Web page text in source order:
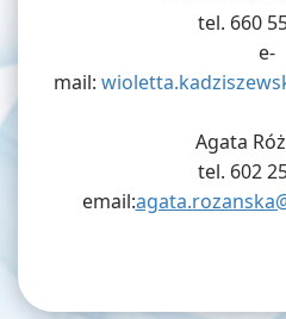
tel. 660
e-
mail:
Agata
tel. 602
email: